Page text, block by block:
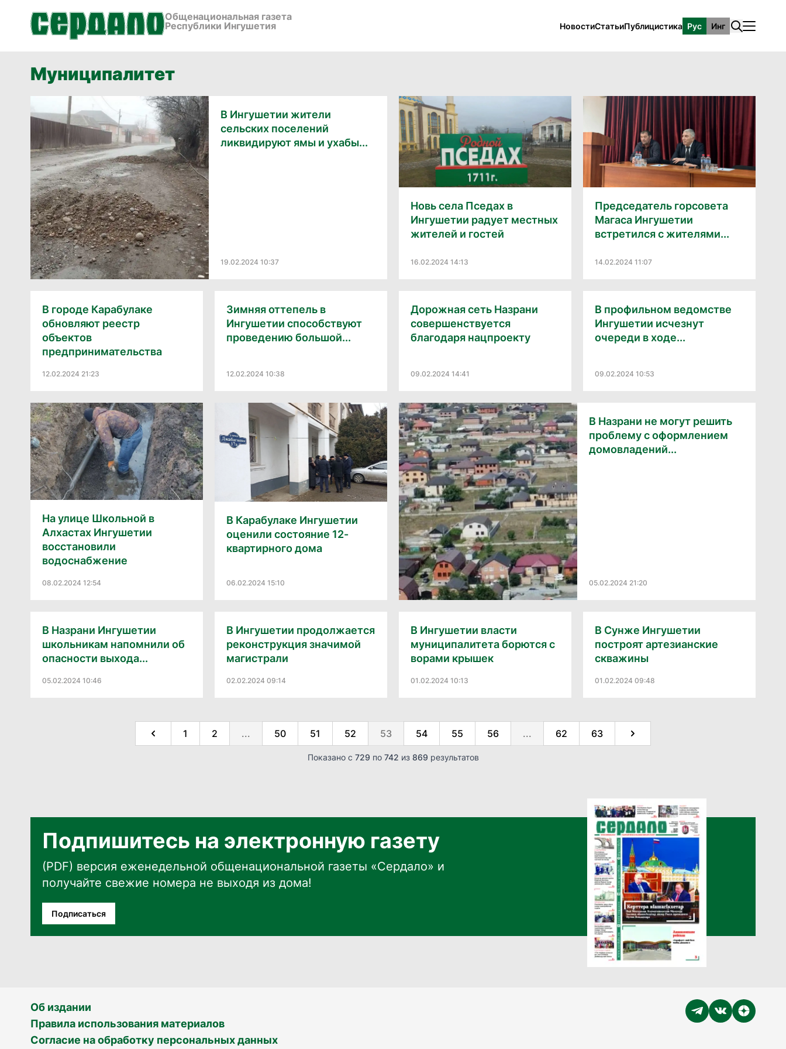
Общенациональная газета
Республики Ингушетия
НовостиСтатьиПублицистика Рус Инг
Муниципалитет
В Ингушетии жители
сельских поселений
ликвидируют ямы и ухабы...
19.02.2024 10:37
Новь села Пседах в
Ингушетии радует местных
жителей и гостей
16.02.2024 14:13
Председатель горсовета
Магаса Ингушетии
встретился с жителями...
14.02.2024 11:07
В городе Карабулаке
обновляют реестр
объектов
предпринимательства
12.02.2024 21:23
Зимняя оттепель в
Ингушетии способствуют
проведению большой...
12.02.2024 10:38
Дорожная сеть Назрани
совершенствуется
благодаря нацпроекту
09.02.2024 14:41
В профильном ведомстве
Ингушетии исчезнут
очереди в ходе...
09.02.2024 10:53
На улице Школьной в
Алхастах Ингушетии
восстановили
водоснабжение
08.02.2024 12:54
В Карабулаке Ингушетии
оценили состояние 12-
квартирного дома
06.02.2024 15:10
В Назрани не могут решить
проблему с оформлением
домовладений...
05.02.2024 21:20
В Назрани Ингушетии
школьникам напомнили об
опасности выхода...
05.02.2024 10:46
В Ингушетии продолжается
реконструкция значимой
магистрали
02.02.2024 09:14
В Ингушетии власти
муниципалитета борются с
ворами крышек
01.02.2024 10:13
В Сунже Ингушетии
построят артезианские
скважины
01.02.2024 09:48
1 2 ... 50 51 52 53 54 55 56 ... 62 63
Показано с 729 по 742 из 869 результатов
Подпишитесь на электронную газету
(PDF) версия еженедельной общенациональной газеты «Сердало» и
получайте свежие номера не выходя из дома!
Подписаться
Об издании
Правила использования материалов
Согласие на обработку персональных данных